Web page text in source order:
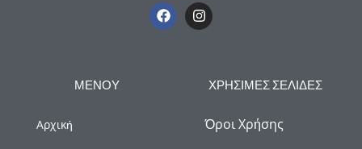
ΜΕΝΟΥ
Αρχική
ΧΡΗΣΙΜΕΣ ΣΕΛΙΔΕΣ
Όροι Χρήσης